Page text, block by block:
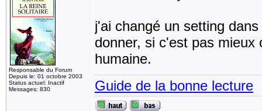
Responsable du Forum
Depuis le: 01 octobre 2003
Status actuel: Inactif
Messages: 830
j'ai changé un setting
donner, si c'est pas mieux
humaine.
Guide de la bonne lecture